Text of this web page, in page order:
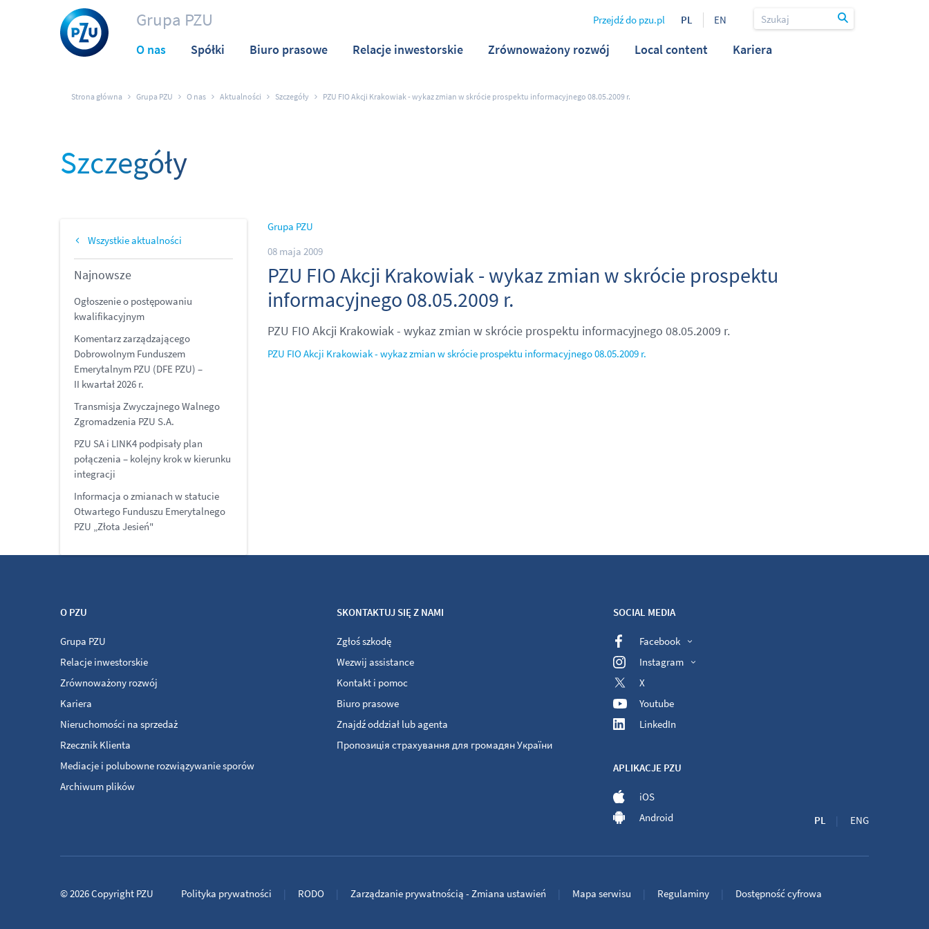
Grupa PZU
O nas Spółki Biuro prasowe Relacje inwestorskie Zrównoważony rozwój Local content Kariera
Przejdź do pzu.pl PL EN
Strona główna Grupa PZU O nas Aktualności Szczegóły PZU FIO Akcji Krakowiak - wykaz zmian w skrócie prospektu informacyjnego 08.05.2009 r.
Szczegóły
Wszystkie aktualności
Najnowsze
Ogłoszenie o postępowaniu
kwalifikacyjnym
Komentarz zarządzającego
Dobrowolnym Funduszem
Emerytalnym PZU (DFE PZU) –
II kwartał 2026 r.
Transmisja Zwyczajnego Walnego
Zgromadzenia PZU S.A.
PZU SA i LINK4 podpisały plan
połączenia – kolejny krok w kierunku
integracji
Informacja o zmianach w statucie
Otwartego Funduszu Emerytalnego
PZU „Złota Jesień"
Grupa PZU
08 maja 2009
PZU FIO Akcji Krakowiak - wykaz zmian w skrócie prospektu
informacyjnego 08.05.2009 r.
PZU FIO Akcji Krakowiak - wykaz zmian w skrócie prospektu informacyjnego 08.05.2009 r.
PZU FIO Akcji Krakowiak - wykaz zmian w skrócie prospektu informacyjnego 08.05.2009 r.
O PZU
Grupa PZU
Relacje inwestorskie
Zrównoważony rozwój
Kariera
Nieruchomości na sprzedaż
Rzecznik Klienta
Mediacje i polubowne rozwiązywanie sporów
Archiwum plików
SKONTAKTUJ SIĘ Z NAMI
Zgłoś szkodę
Wezwij assistance
Kontakt i pomoc
Biuro prasowe
Znajdź oddział lub agenta
Пропозиція страхування для громадян України
SOCIAL MEDIA
Facebook
Instagram
X
Youtube
LinkedIn
APLIKACJE PZU
iOS
Android
PL ENG
Polityka prywatności RODO Zarządzanie prywatnością - Zmiana ustawień Mapa serwisu Regulaminy Dostępność cyfrowa
© 2026Copyright PZU